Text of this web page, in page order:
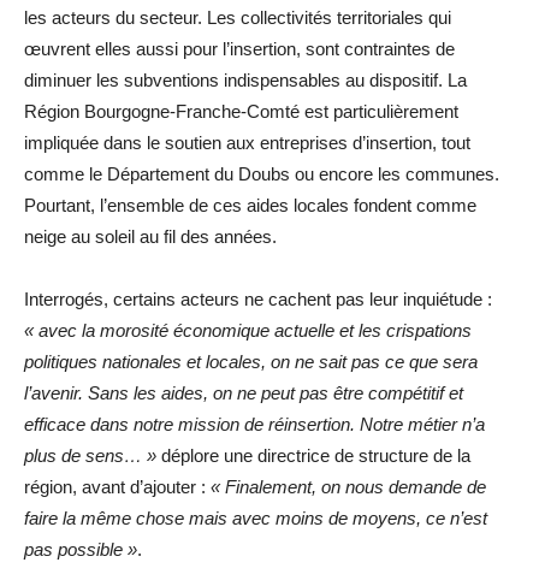
les acteurs du secteur. Les collectivités territoriales qui
œuvrent elles aussi pour l’insertion, sont contraintes de
diminuer les subventions indispensables au dispositif. La
Région Bourgogne-Franche-Comté est particulièrement
impliquée dans le soutien aux entreprises d’insertion, tout
comme le Département du Doubs ou encore les communes.
Pourtant, l’ensemble de ces aides locales fondent comme
neige au soleil au fil des années.
Interrogés, certains acteurs ne cachent pas leur inquiétude :
« avec la morosité économique actuelle et les crispations
politiques nationales et locales, on ne sait pas ce que sera
l’avenir. Sans les aides, on ne peut pas être compétitif et
efficace dans notre mission de réinsertion. Notre métier n’a
plus de sens… » déplore une directrice de structure de la
région, avant d’ajouter : « Finalement, on nous demande de
faire la même chose mais avec moins de moyens, ce n’est
pas possible ».